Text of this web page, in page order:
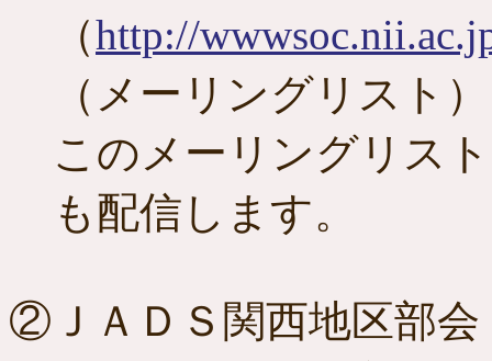
（http://
（メーリングリスト
このメーリングリス
も配信します。
②ＪＡＤＳ関西地区部会